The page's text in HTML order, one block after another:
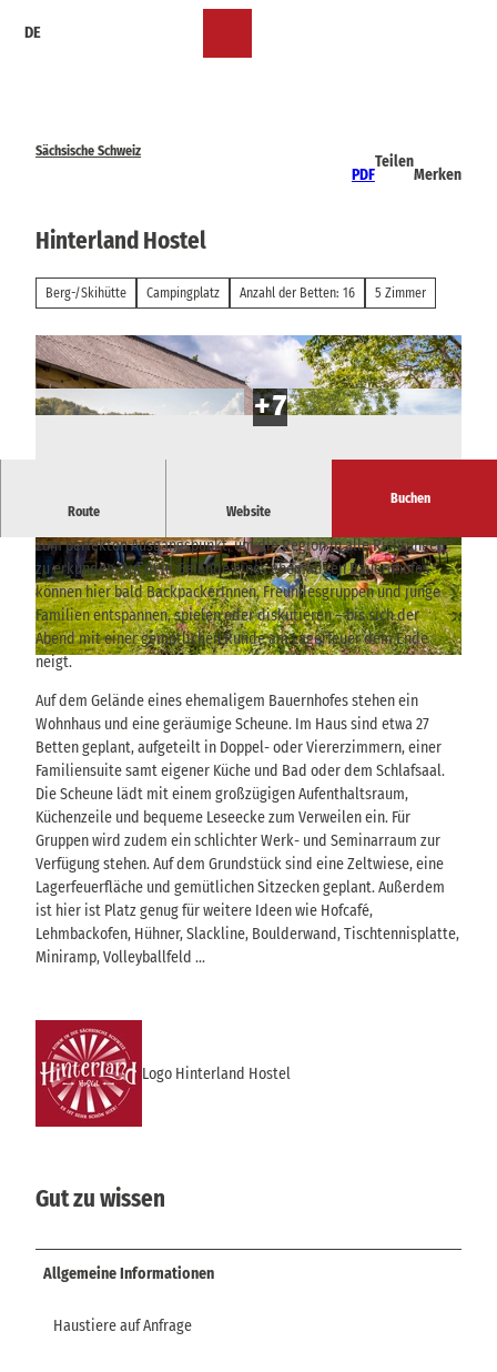
DE
Sächsische Schweiz
PDF
Teilen
Merken
Hinterland Hostel
Berg-/Skihütte Campingplatz Anzahl der Betten: 16 5 Zimmer
© Jonathan Schöps |
© Christoph Hubrich |CC-BY-NC © Christoph Hubrich | CC-BY-NC
Route Website
Buchen
Die Lage direkt am Elberadweg in Kurort Rathen macht das Hostel
zum perfekten Ausgangspunkt, um die Region in alle Richtungen
zu erkunden. Auf dem Gelände eines ehemaligen Bauernhofes
können hier bald BackpackerInnen, Freundesgruppen und junge
Familien entspannen, spielen oder diskutieren – bis sich der
Abend mit einer gemütlichen Runde am Lagerfeuer dem Ende
neigt.
Auf dem Gelände eines ehemaligem Bauernhofes stehen ein
Wohnhaus und eine geräumige Scheune. Im Haus sind etwa 27
Betten geplant, aufgeteilt in Doppel- oder Viererzimmern, einer
Familiensuite samt eigener Küche und Bad oder dem Schlafsaal.
Die Scheune lädt mit einem großzügigen Aufenthaltsraum,
Küchenzeile und bequeme Leseecke zum Verweilen ein. Für
Gruppen wird zudem ein schlichter Werk- und Seminarraum zur
Verfügung stehen. Auf dem Grundstück sind eine Zeltwiese, eine
Lagerfeuerfläche und gemütlichen Sitzecken geplant. Außerdem
ist hier ist Platz genug für weitere Ideen wie Hofcafé,
Lehmbackofen, Hühner, Slackline, Boulderwand, Tischtennisplatte,
Miniramp, Volleyballfeld …
Logo Hinterland Hostel
Gut zu wissen
Allgemeine Informationen
Haustiere auf Anfrage